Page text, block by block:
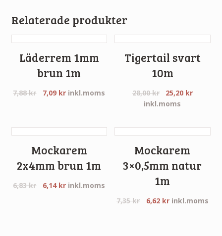
Relaterade produkter
Läderrem 1mm
brun 1m
7,88kr 7,09 kr inkl.moms
Tigertail svart
10m
28,00kr 25,20 kr
inkl.moms
Mockarem
2x4mm brun 1m
6,83kr 6,14 kr inkl.moms
Mockarem
3×0,5mm natur
1m
7,35kr 6,62 kr inkl.moms